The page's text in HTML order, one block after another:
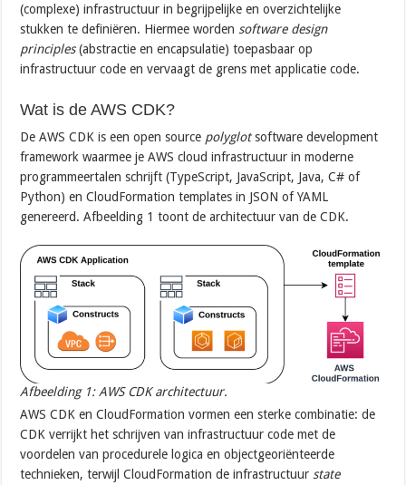
(complexe) infrastructuur in begrijpelijke en overzichtelijke
stukken te definiëren. Hiermee worden software design
principles(abstractie en encapsulatie) toepasbaar op
infrastructuur code en vervaagt de grens met applicatie code.
Wat is de AWS CDK?
De AWS CDK is een open source polyglotsoftware development
framework waarmee je AWS cloud infrastructuur in moderne
programmeertalen schrijft (TypeScript, JavaScript, Java, C# of
Python) en CloudFormation templates in JSON of YAML
genereerd. Afbeelding 1 toont de architectuur van de CDK.
Afbeelding 1: AWS CDK architectuur.
AWS CDK en CloudFormation vormen een sterke combinatie: de
CDK verrijkt het schrijven van infrastructuur code met de
voordelen van procedurele logica en objectgeoriënteerde
technieken, terwijl CloudFormation de infrastructuur state